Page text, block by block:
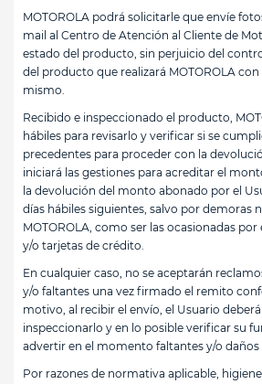
MOTOROLA podrá solicitarle que envíe
mail al Centro de Atención al Cliente de
estado del producto, sin perjuicio del
del producto que realizará MOTOROLA con
mismo.
Recibido e inspeccionado el producto,
hábiles para revisarlo y verificar si se
precedentes para proceder con la
iniciará las gestiones para acreditar el
la devolución del monto abonado por el
días hábiles siguientes, salvo por demoras
MOTOROLA, como ser las ocasionadas
y/o tarjetas de crédito.
En cualquier caso, no se aceptarán
y/o faltantes una vez firmado el remito
motivo, al recibir el envío, el Usuario
inspeccionarlo y en lo posible verificar su
advertir en el momento faltantes y/o
Por razones de normativa aplicable,